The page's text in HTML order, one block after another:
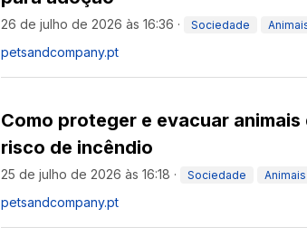
26 de julho de 2026 às 16:36 · Sociedade
petsandcompany.pt
Como proteger e evacuar
risco de incêndio
25 de julho de 2026 às 16:18 · Sociedade Animais
petsandcompany.pt